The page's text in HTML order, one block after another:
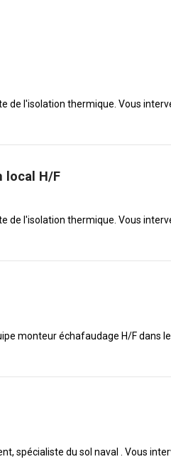
l'isolation thermique. Vous
local H/F
de l'isolation thermique. Vous
monteur échafaudage H/F dans
spécialiste du sol naval . Vous